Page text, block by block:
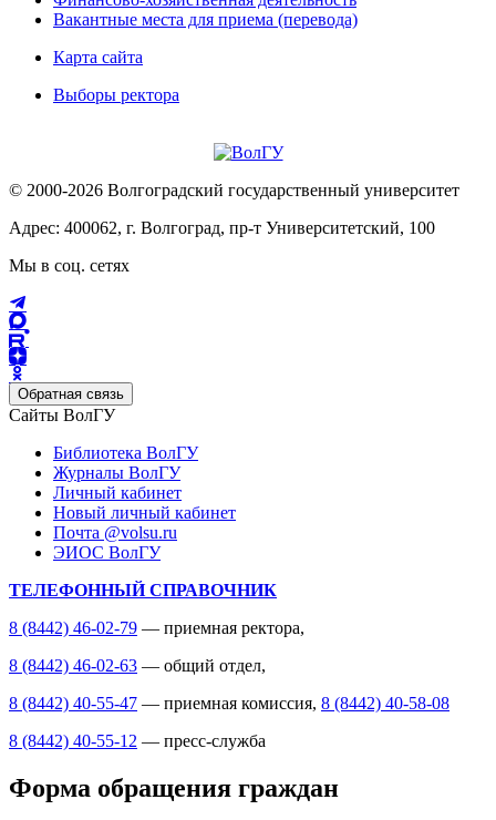
Вакантные места для приема (перевода)
Карта сайта
Выборы ректора
© 2000-2026 Волгоградский государственный университет
Адрес: 400062, г. Волгоград, пр-т Университетский, 100
Мы в соц. сетях
Обратная связь
Сайты ВолГУ
Библиотека ВолГУ
Журналы ВолГУ
Личный кабинет
Новый личный кабинет
Почта @volsu.ru
ЭИОС ВолГУ
ТЕЛЕФОННЫЙ СПРАВОЧНИК
8 (8442) 46-02-79 — приемная ректора,
8 (8442) 46-02-63 — общий отдел,
8 (8442) 40-55-47 — приемная комиссия, 8 (8442) 40-58-08
8 (8442) 40-55-12 — пресс-служба
Форма обращения граждан